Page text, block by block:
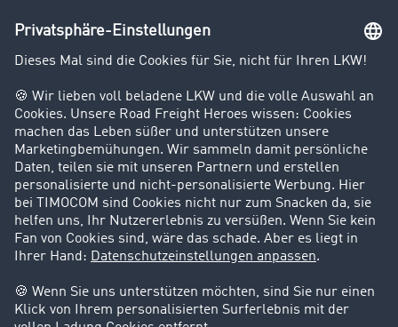
Unternehmen
Kunden werben Kunden
Success Stories
Karriere
Support
Kontakt
Rechtliches
Impressum